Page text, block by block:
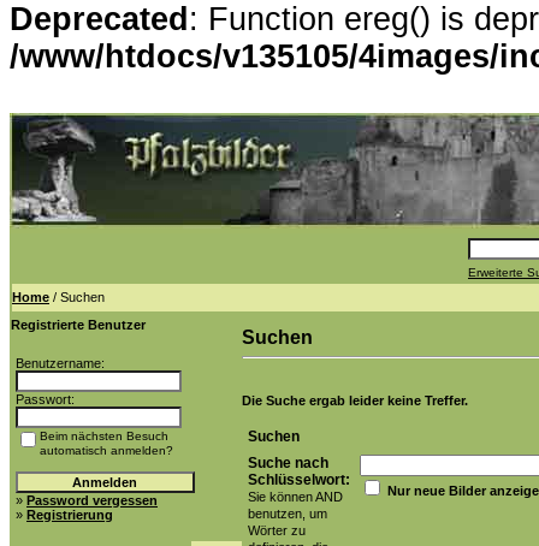
Deprecated : Function ereg() is
/www/htdocs/v135105/4images/
Erweiterte
Home / Suchen
Registrierte Benutzer
Benutzername:
Passwort:
Beim nächsten Besuch
automatisch anmelden?
» Password vergessen
» Registrierung
Suchen
Die Suche ergab leider keine Treffer.
Suchen
Suche nach
Schlüsselwort:
Sie können AND
benutzen, um
Wörter zu
Nur neue Bilder